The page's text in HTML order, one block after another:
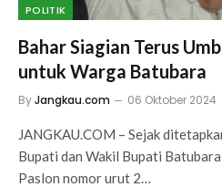
POLITIK
Bahar Siagian Terus
untuk Warga Batubara
ByJangkau.com 06 Oktober 2024
JANGKAU.COM – Sejak
Bupati dan Wakil Bupati
Paslon nomor urut 2…